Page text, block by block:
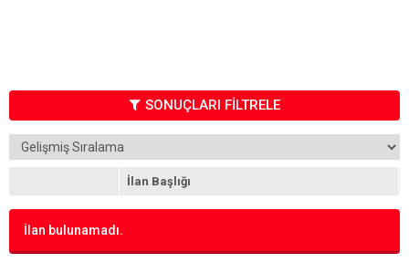
SONUÇLARI FİLTRELE
İlan Başlığı
İlan bulunamadı.